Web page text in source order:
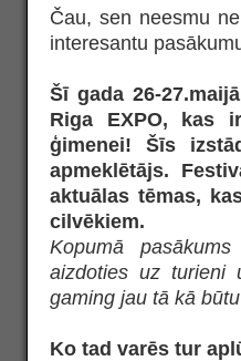
Čau, sen neesmu
interesantu
Šī gada 26-
Riga EXPO, kas
ģimenei! Šīs
apmeklētājs.
aktuālas tēmas,
cilvēkiem.
Kopumā
aizdoties uz turieni
gaming jau tā kā
Ko tad varēs tur